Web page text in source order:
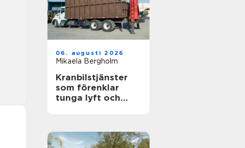
06. augusti 2026
Mikaela Bergholm
Kranbilstjänster
som förenklar
tunga lyft och